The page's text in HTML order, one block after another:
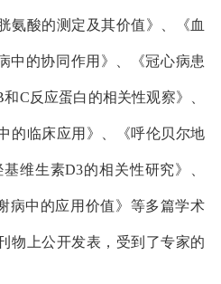
氨酸的测定及其价值》、《血
中的协同作用》、《冠心病患
C反应蛋白的相关性观察》、
的临床应用》、《呼伦贝尔地
维生素D3的相关性研究》、
病中的应用价值》等多篇学术
物上公开发表，受到了专家的